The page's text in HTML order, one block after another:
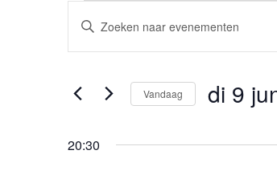
Evenementen
Zoeken
weergeven
Vul
een
in.
EvenementenVandaag di 9
datum.
20:30